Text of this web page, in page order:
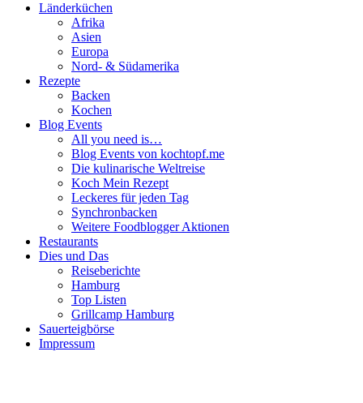
Länderküchen
Afrika
Asien
Europa
Nord- & Südamerika
Rezepte
Backen
Kochen
Blog Events
All you need is…
Blog Events von kochtopf.me
Die kulinarische Weltreise
Koch Mein Rezept
Leckeres für jeden Tag
Synchronbacken
Weitere Foodblogger Aktionen
Restaurants
Dies und Das
Reiseberichte
Hamburg
Top Listen
Grillcamp Hamburg
Sauerteigbörse
Impressum